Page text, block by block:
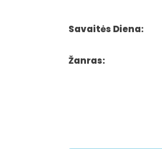
Savaitės Diena:
Žanras: